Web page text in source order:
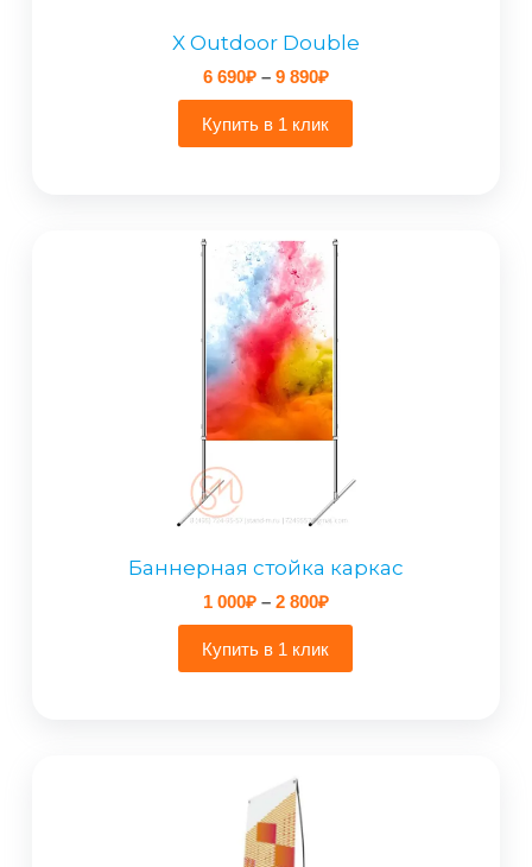
X Outdoor Double
6 690₽ – 9 890₽Диапазон
цен:
6
690₽
Купить в 1 клик
Баннерная стойка каркас
1 000₽ – 2 800₽Диапазон
цен:
1
000₽
Купить в 1 клик